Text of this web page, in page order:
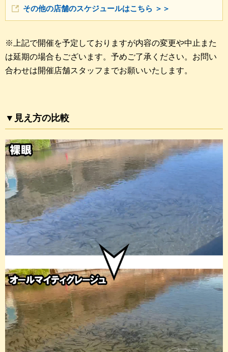
その他の店舗のスケジュールはこちら ＞＞
※上記で開催を予定しておりますが内容の変更や中止また
は延期の場合もございます。予めご了承ください。お問い
合わせは開催店舗スタッフまでお願いいたします。
▼見え方の比較